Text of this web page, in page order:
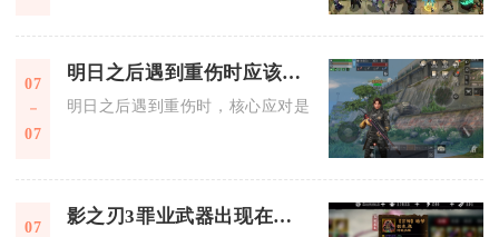
07
07
明日之后遇到重伤时应该怎样应对
明日之后遇到重伤时，核心应对是先快速找掩体防二次伤害
07 影之刃3罪业武器出现在哪个副本里